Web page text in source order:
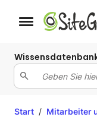
Schaltfläche Mobile
Start / Mitarbeiter